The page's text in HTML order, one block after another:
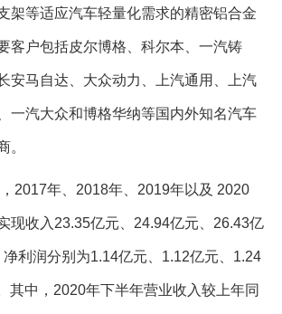
架等适应汽车轻量化需求的精密铝合金
客户包括皮尔博格、科尔本、一汽铸
安马自达、大众动力、上汽通用、上汽
一汽大众和博格华纳等国内外知名汽车
。
2017年、2018年、2019年以及 2020
现收入23.35亿元、24.94亿元、26.43亿
利润分别为1.14亿元、1.12亿元、1.24
其中，2020年下半年营业收入较上年同